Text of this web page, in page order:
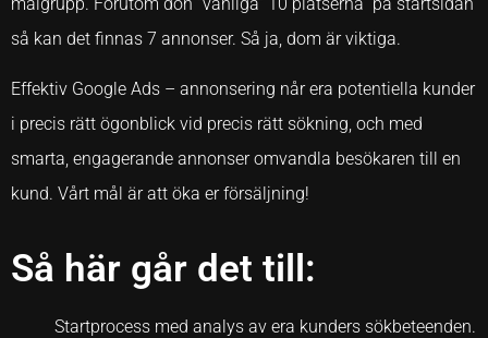
så kan det finnas 7 annonser. Så ja, dom är viktiga.
Effektiv Google Ads – annonsering når era potentiella kunder
i precis rätt ögonblick vid precis rätt sökning, och med
smarta, engagerande annonser omvandla besökaren till en
kund. Vårt mål är att öka er försäljning!
Så här går det till:
Startprocess med analys av era kunders sökbeteenden.